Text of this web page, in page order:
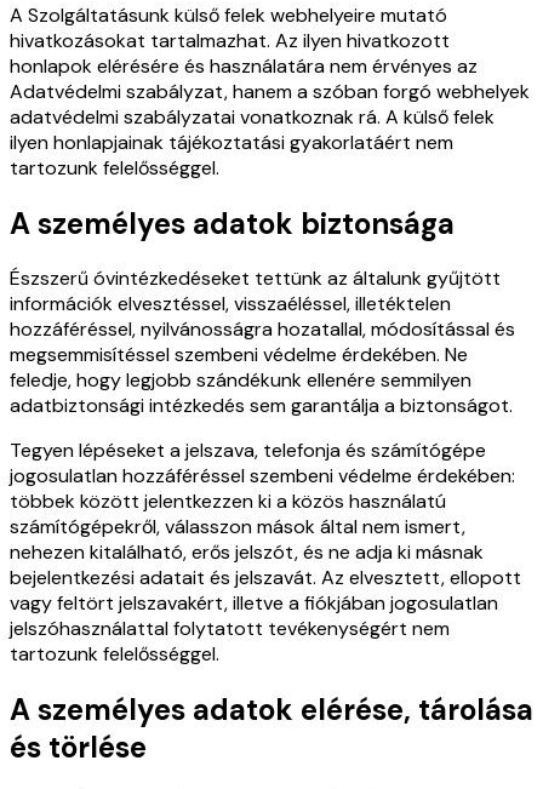
A Szolgáltatásunk külső felek webhelyeire mutató
hivatkozásokat tartalmazhat. Az ilyen hivatkozott
honlapok elérésére és használatára nem érvényes az
Adatvédelmi szabályzat, hanem a szóban forgó webhelyek
adatvédelmi szabályzatai vonatkoznak rá. A külső felek
ilyen honlapjainak tájékoztatási gyakorlatáért nem
tartozunk felelősséggel.
A személyes adatok biztonsága
Észszerű óvintézkedéseket tettünk az általunk gyűjtött
információk elvesztéssel, visszaéléssel, illetéktelen
hozzáféréssel, nyilvánosságra hozatallal, módosítással és
megsemmisítéssel szembeni védelme érdekében. Ne
feledje, hogy legjobb szándékunk ellenére semmilyen
adatbiztonsági intézkedés sem garantálja a biztonságot.
Tegyen lépéseket a jelszava, telefonja és számítógépe
jogosulatlan hozzáféréssel szembeni védelme érdekében:
többek között jelentkezzen ki a közös használatú
számítógépekről, válasszon mások által nem ismert,
nehezen kitalálható, erős jelszót, és ne adja ki másnak
bejelentkezési adatait és jelszavát. Az elvesztett, ellopott
vagy feltört jelszavakért, illetve a fiókjában jogosulatlan
jelszóhasználattal folytatott tevékenységért nem
tartozunk felelősséggel.
A személyes adatok elérése, tárolása
és törlése